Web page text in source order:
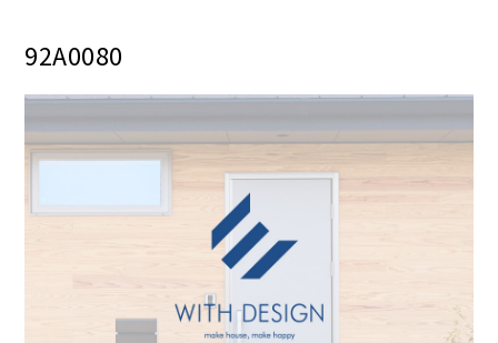
施工事例 / DESIGN IMAGE
92A0080